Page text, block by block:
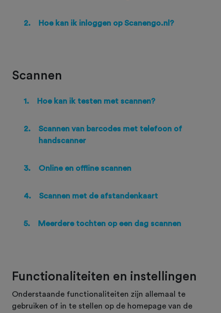
2. Hoe kan ik inloggen op Scanengo.nl?
Scannen
1. Hoe kan ik testen met scannen?
2.
Scannen van barcodes met telefoon of
handscanner
3. Online en offline scannen
4. Scannen met de afstandenkaart
5. Meerdere tochten op een dag scannen
Functionaliteiten en instellingen
Onderstaande functionaliteiten zijn allemaal te
gebruiken of in te stellen op de homepage van de